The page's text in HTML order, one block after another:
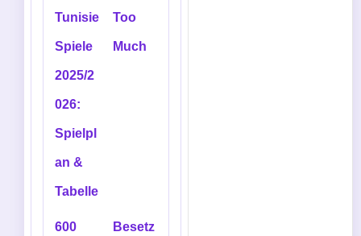
Tunisie
Spiele
2025/2
026:
Spielpl
an &
Tabelle
Too
Much
600 Besetz